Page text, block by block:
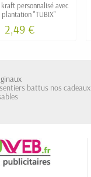
personnalisé avec
"TUBIX"
2,49 €
battus nos cadeaux